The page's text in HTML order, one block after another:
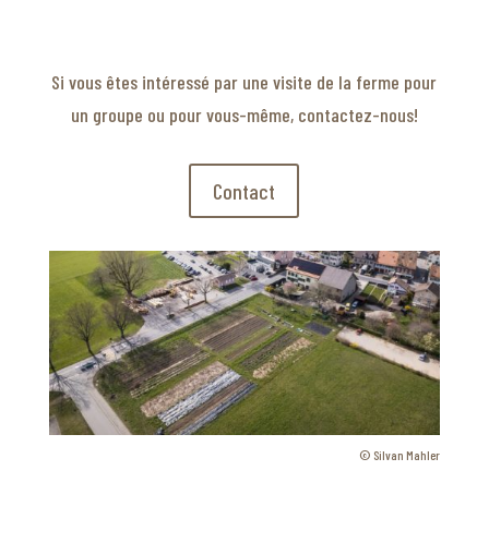
Si vous êtes intéressé par une visite de la ferme pour
un groupe ou pour vous-même, contactez-nous!
Contact
© Silvan Mahler